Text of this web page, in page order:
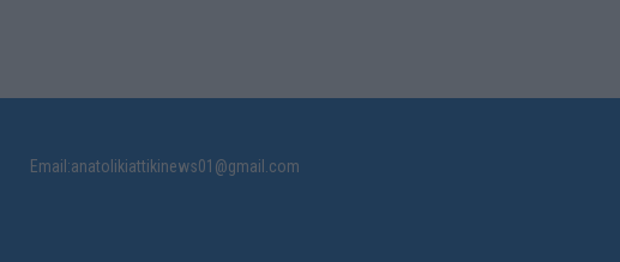
Email:anatolikiattikinews01@gmail.com